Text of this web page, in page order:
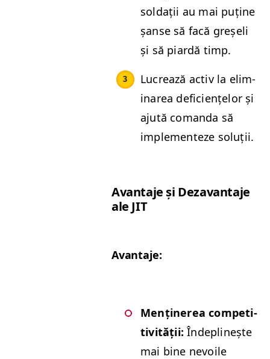
sol­dații au mai puține
șanse să facă greșeli
și să piardă timp.
Lucrează activ la elim­
inarea defi­ciențelor și
ajută coman­da să
imple­menteze soluții.
Avan­ta­je și Deza­van­ta­je
ale JIT
Avan­ta­je:
Menținerea com­pet­i­
tiv­ității: Îndeplinește
mai bine nevoile